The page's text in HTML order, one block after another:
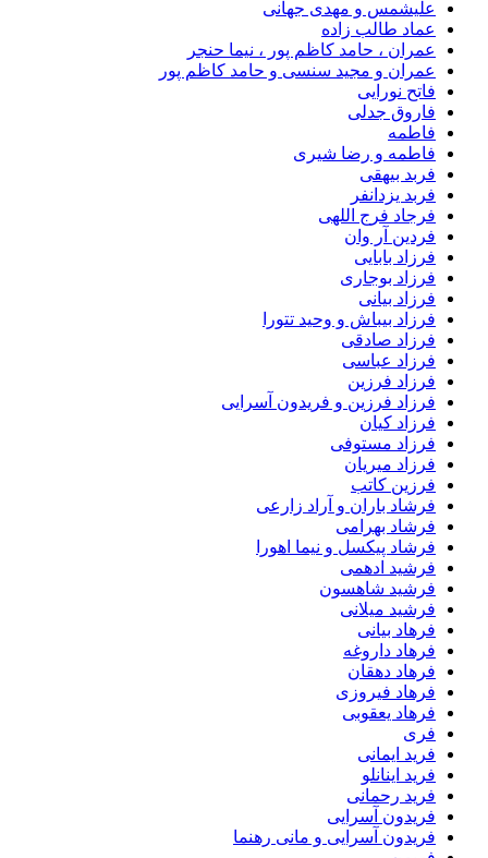
علیشمس و مهدی جهانی
عماد طالب زاده
عمران ، حامد کاظم پور ، نیما حنجر
عمران و مجید سنسی و حامد کاظم پور
فاتح نورایی
فاروق جدلی
فاطمه
فاطمه و رضا شیری
فربد بیهقی
فربد یزدانفر
فرجاد فرج اللهی
فردین آر وان
فرزاد بابایی
فرزاد بوجاری
فرزاد بیانی
فرزاد بیباش و وحید تتورا
فرزاد صادقی
فرزاد عباسی
فرزاد فرزین
فرزاد فرزین و فریدون آسرایی
فرزاد کیان
فرزاد مستوفی
فرزاد میریان
فرزین کاتب
فرشاد باران و آراد زارعی
فرشاد بهرامی
فرشاد پیکسل و نیما اهورا
فرشید ادهمی
فرشید شاهسون
فرشید میلانی
فرهاد بیانی
فرهاد داروغه
فرهاد دهقان
فرهاد فیروزی
فرهاد یعقوبی
فری
فرید ایمانی
فرید اینانلو
فرید رحمانی
فریدون آسرایی
فریدون آسرایی و مانی رهنما